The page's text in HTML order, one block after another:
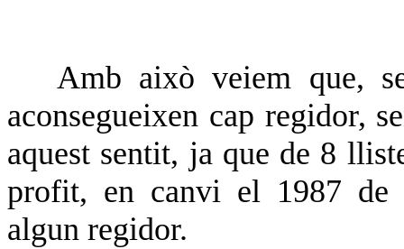
Amb això veiem que,
aconsegueixen cap regidor,
aquest sentit, ja que de 8
profit, en canvi el 1987 de
algun regidor.